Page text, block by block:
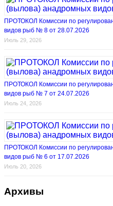
ПРОТОКОЛ Комиссии по
видов рыб № 8 от 28.07.2026
Июль 29, 2026
ПРОТОКОЛ Комиссии по
видов рыб № 7 от 24.07.2026
Июль 24, 2026
ПРОТОКОЛ Комиссии по
видов рыб № 6 от 17.07.2026
Июль 20, 2026
Архивы